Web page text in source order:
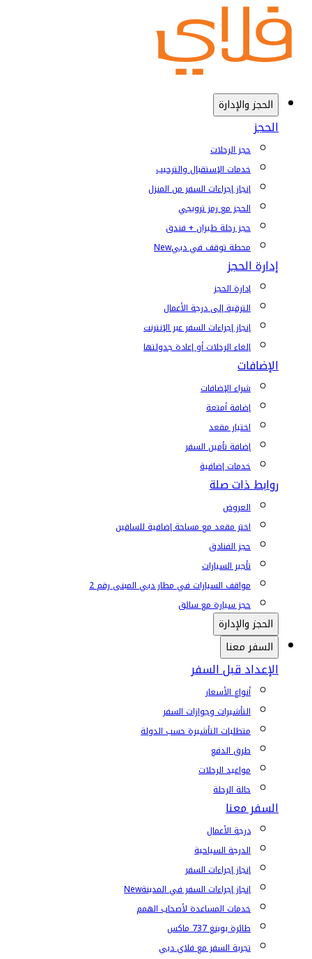
الحجز والإدارة
الحجز
حجز الرحلات
خدمات الإستقبال والترحيب
إنجاز إجراءات السفر من المنزل
الحجز مع رمز ترويجي
حجز رحلة طيران + فندق
محطة توقف في دبيNew
إدارة الحجز
إدارة الحجز
الترقية إلى درجة الأعمال
إنجاز إجراءات السفر عبر الإنترنت
إلغاء الرحلات أو إعادة جدولتها
الإضافات
شراء الإضافات
إضافة أمتعة
اختيار مقعد
إضافة تأمين السفر
خدمات إضافية
روابط ذات صلة
العروض
اختر مقعد مع مساحة إضافية للساقين
حجز الفنادق
تأجير السيارات
مواقف السيارات في مطار دبي المبنى رقم 2
حجز سيارة مع سائق
الحجز والإدارة
السفر معنا
الإعداد قبل السفر
أنواع الأسعار
التأشيرات وجوازات السفر
متطلبات التأشيرة حسب الدولة
طرق الدفع
مواعيد الرحلات
حالة الرحلة
السفر معنا
درجة الأعمال
الدرجة السياحية
إنجاز إجراءات السفر
إنجاز إجراءات السفر في المدينةNew
خدمات المساعدة لأصحاب الهمم
طائرة بوينغ 737 ماكس
تجربة السفر مع فلاي دبي